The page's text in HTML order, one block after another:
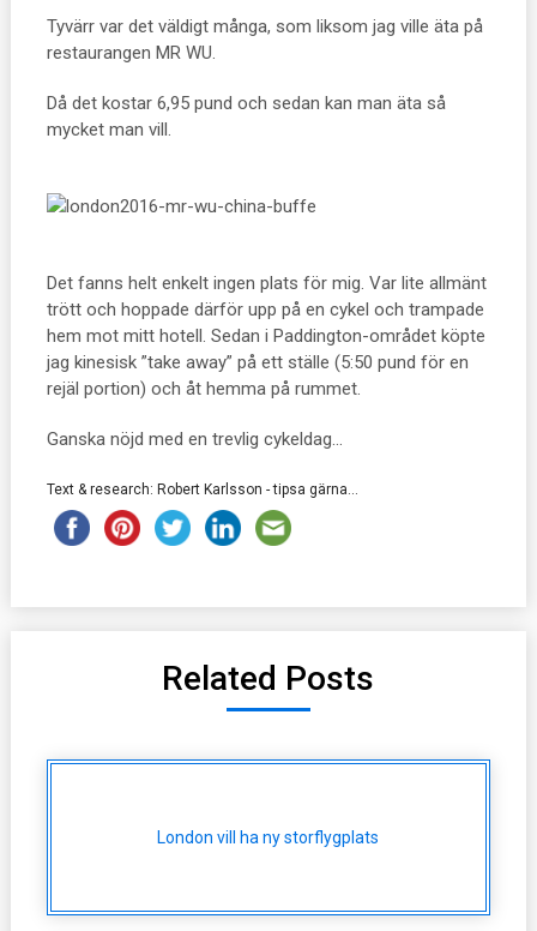
Tyvärr var det väldigt många, som liksom jag ville äta på
restaurangen MR WU.
Då det kostar 6,95 pund och sedan kan man äta så
mycket man vill.
Det fanns helt enkelt ingen plats för mig. Var lite allmänt
trött och hoppade därför upp på en cykel och trampade
hem mot mitt hotell. Sedan i Paddington-området köpte
jag kinesisk ”take away” på ett ställe (5:50 pund för en
rejäl portion) och åt hemma på rummet.
Ganska nöjd med en trevlig cykeldag…
Text & research: Robert Karlsson - tipsa gärna...
Related Posts
London vill ha ny storflygplats